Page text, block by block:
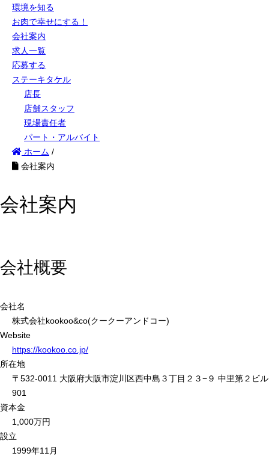
環境を知る
お肉で幸せにする！
会社案内
求人一覧
応募する
ステーキタケル
店長
店舗スタッフ
現場責任者
パート・アルバイト
ホーム /
会社案内
会社案内
会社概要
会社名
株式会社kookoo&co(クークーアンドコー)
Website
https://kookoo.co.jp/
所在地
〒532-0011 大阪府大阪市淀川区西中島３丁目２３−９ 中里第２ビル
901
資本金
1,000万円
設立
1999年11月